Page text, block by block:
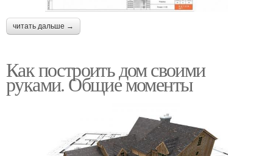
читать дальше →
Как построить дом своими
руками. Общие моменты